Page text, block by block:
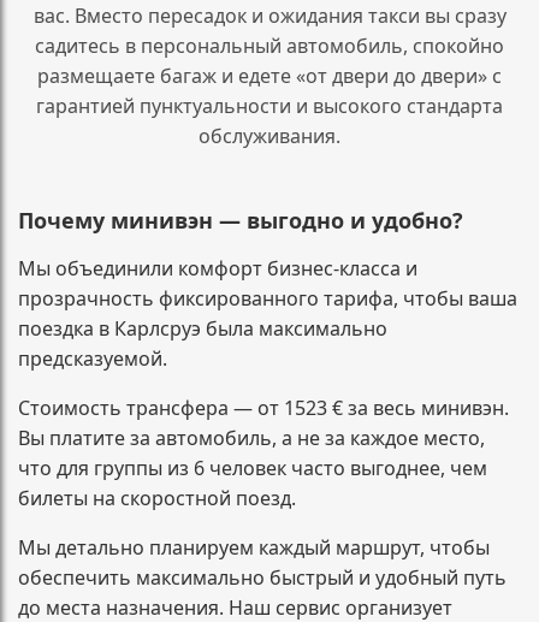
вас. Вместо пересадок и ожидания такси вы сразу
садитесь в персональный автомобиль, спокойно
размещаете багаж и едете «от двери до двери» с
гарантией пунктуальности и высокого стандарта
обслуживания.
Почему минивэн — выгодно и удобно?
Мы объединили комфорт бизнес-класса и
прозрачность фиксированного тарифа, чтобы ваша
поездка в Карлсруэ была максимально
предсказуемой.
Стоимость трансфера — от 1523 € за весь минивэн.
Вы платите за автомобиль, а не за каждое место,
что для группы из 6 человек часто выгоднее, чем
билеты на скоростной поезд.
Мы детально планируем каждый маршрут, чтобы
обеспечить максимально быстрый и удобный путь
до места назначения. Наш сервис организует